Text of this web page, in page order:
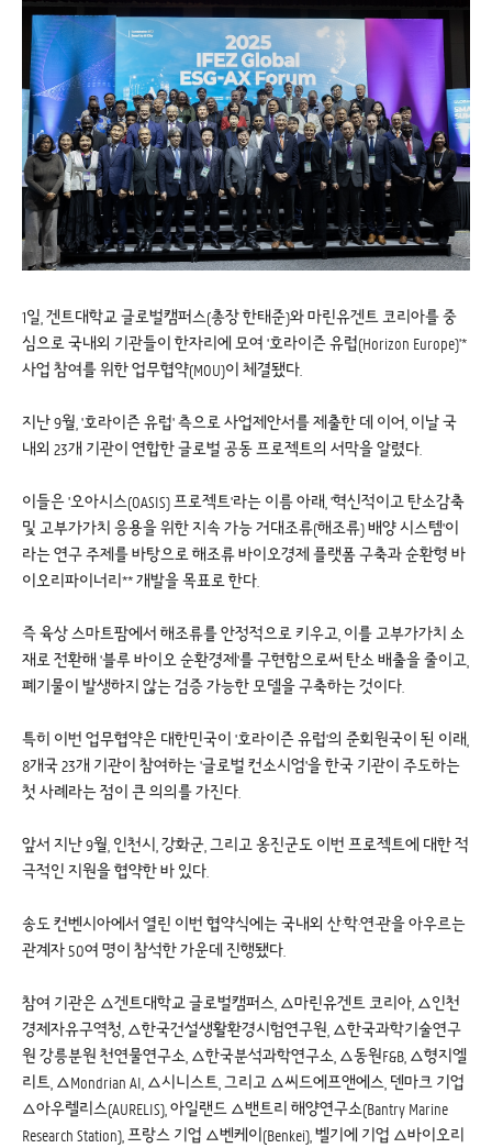
1일, 겐트대학교 글로벌캠퍼스(총장 한태준)와 마린유겐트 코리아를 중
심으로 국내외 기관들이 한자리에 모여 '호라이즌 유럽(Horizon Europe)'*
사업 참여를 위한 업무협약(MOU)이 체결됐다.
지난 9월, '호라이즌 유럽' 측으로 사업제안서를 제출한 데 이어, 이날 국
내외 23개 기관이 연합한 글로벌 공동 프로젝트의 서막을 알렸다.
이들은 '오아시스(OASIS) 프로젝트'라는 이름 아래, '혁신적이고 탄소감축
및 고부가가치 응용을 위한 지속 가능 거대조류(해조류) 배양 시스템'이
라는 연구 주제를 바탕으로 해조류 바이오경제 플랫폼 구축과 순환형 바
이오리파이너리** 개발을 목표로 한다.
즉 육상 스마트팜에서 해조류를 안정적으로 키우고, 이를 고부가가치 소
재로 전환해 '블루 바이오 순환경제'를 구현함으로써 탄소 배출을 줄이고,
폐기물이 발생하지 않는 검증 가능한 모델을 구축하는 것이다.
특히 이번 업무협약은 대한민국이 '호라이즌 유럽'의 준회원국이 된 이래,
8개국 23개 기관이 참여하는 '글로벌 컨소시엄'을 한국 기관이 주도하는
첫 사례라는 점이 큰 의의를 가진다.
앞서 지난 9월, 인천시, 강화군, 그리고 옹진군도 이번 프로젝트에 대한 적
극적인 지원을 협약한 바 있다.
송도 컨벤시아에서 열린 이번 협약식에는 국내외 산·학·연·관을 아우르는
관계자 50여 명이 참석한 가운데 진행됐다.
참여 기관은 △겐트대학교 글로벌캠퍼스, △마린유겐트 코리아, △인천
경제자유구역청, △한국건설생활환경시험연구원, △한국과학기술연구
원 강릉분원 천연물연구소, △한국분석과학연구소, △동원F&B, △형지엘
리트, △Mondrian AI, △시니스트, 그리고 △씨드에프앤에스, 덴마크 기업
△아우렐리스(AURELIS), 아일랜드 △밴트리 해양연구소(Bantry Marine
Research Station), 프랑스 기업 △벤케이(Benkei), 벨기에 기업 △바이오리